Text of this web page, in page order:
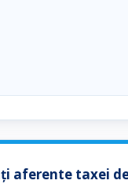
aferente taxei